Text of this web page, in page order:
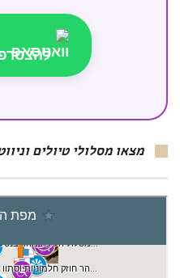
מצאו מסלולי טיולים